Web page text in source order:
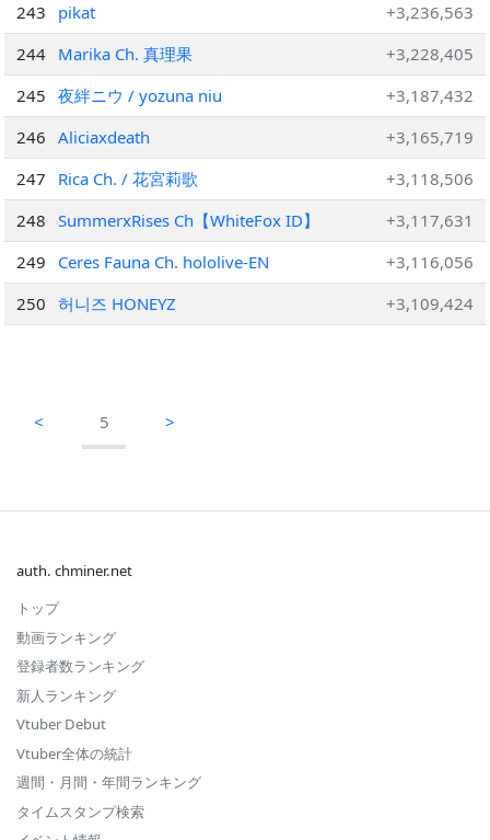
243
pikat
+3,236,563
244 Marika Ch. 真理果
+3,228,405
245
夜絆ニウ / yozuna niu
+3,187,432
246
Aliciaxdeath
+3,165,719
247
Rica Ch. / 花宮莉歌
+3,118,506
248
SummerxRises Ch【WhiteFox ID】
+3,117,631
249
Ceres Fauna Ch. hololive-EN
+3,116,056
250
허니즈 HONEYZ +3,109,424
< 5 >
auth. chminer.net
トップ
動画ランキング
登録者数ランキング
新人ランキング
Vtuber Debut
Vtuber全体の統計
週間・月間・年間ランキング
タイムスタンプ検索